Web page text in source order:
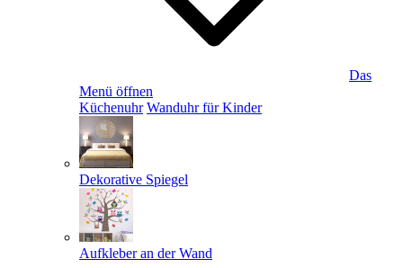
Das
Menü öffnen
Küchenuhr Wanduhr für Kinder
Dekorative Spiegel
Aufkleber an der Wand